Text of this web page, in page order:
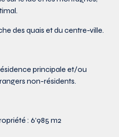
des quais et du centre-ville.
principale et/ou
non-résidents.
: 6’985 m2